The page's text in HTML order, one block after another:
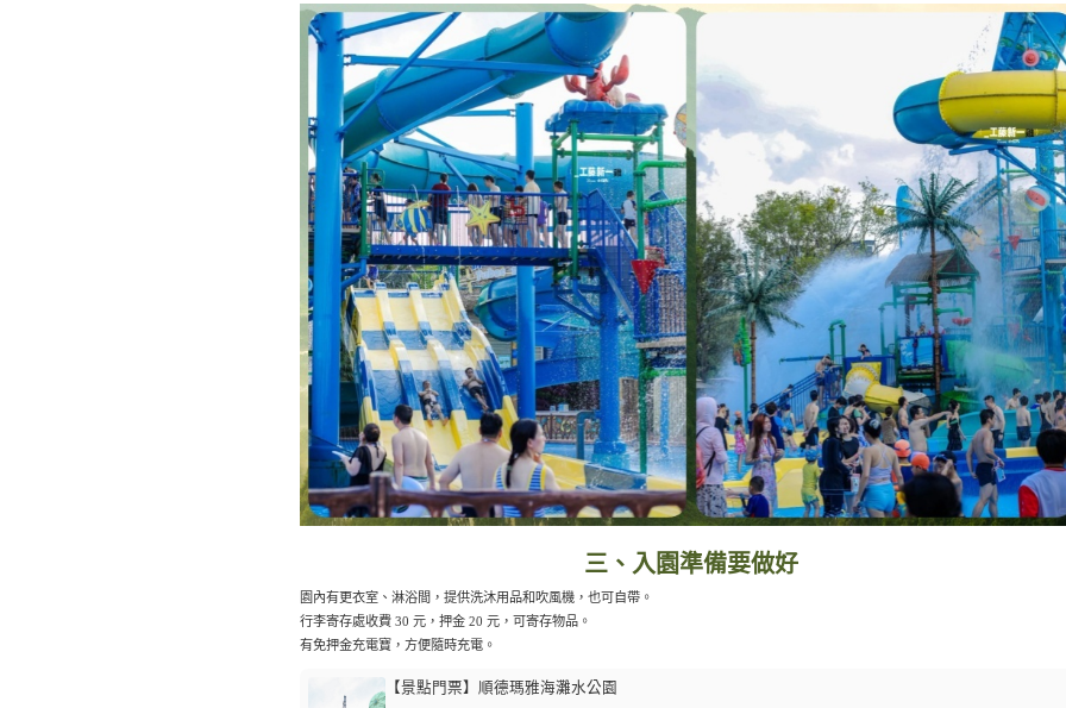
三、入園準備要做好
園內有更衣室、淋浴間，提供洗沐用品和吹風機，也可自帶。
行李寄存處收費 30 元，押金 20 元，可寄存物品。
有免押金充電寶，方便隨時充電。
【景點門票】順德瑪雅海灘水公園